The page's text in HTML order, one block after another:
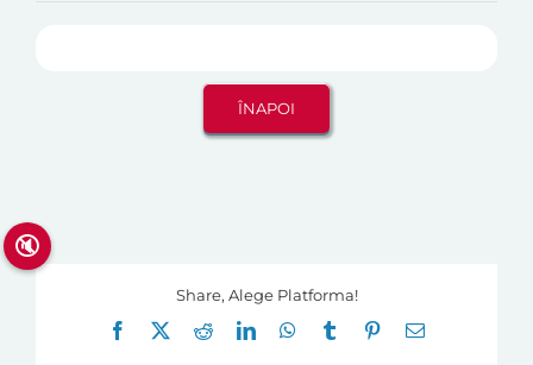
Share, Alege Platforma!
Facebook
RedditLinkedInWhatsApp
Tumblr Pinterest
E-
🔇